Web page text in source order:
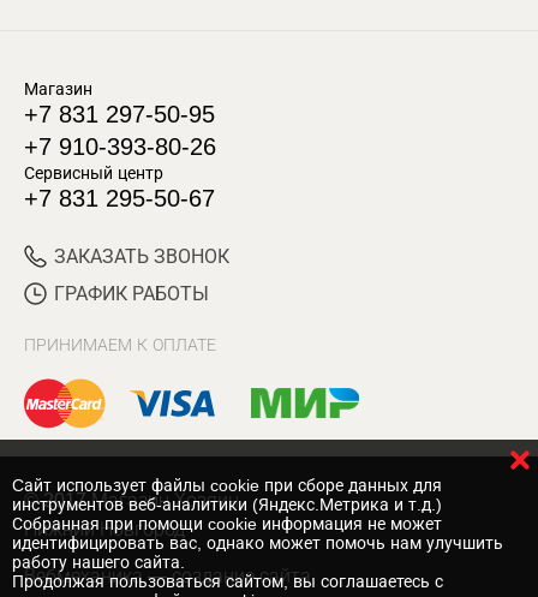
Магазин
+7 831 297-50-95
+7 910-393-80-26
Сервисный центр
+7 831 295-50-67
ЗАКАЗАТЬ ЗВОНОК
ГРАФИК РАБОТЫ
ПРИНИМАЕМ К ОПЛАТЕ
© 2017 Магазин Хозяин
Нижний Новгород
Вебмеханика — создание сайта
Cайт использует файлы cookie при сборе данных для
инструментов веб-аналитики (Яндекс.Метрика и т.д.)
Собранная при помощи cookie информация не может
идентифицировать вас, однако может помочь нам улучшить
работу нашего сайта.
Продолжая пользоваться сайтом, вы соглашаетесь с